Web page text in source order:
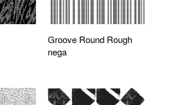
Groove Round Rough
nega